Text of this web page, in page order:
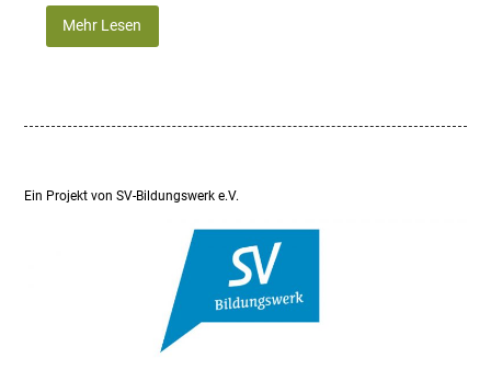
Mehr Lesen
Ein Projekt von SV-Bildungswerk e.V.